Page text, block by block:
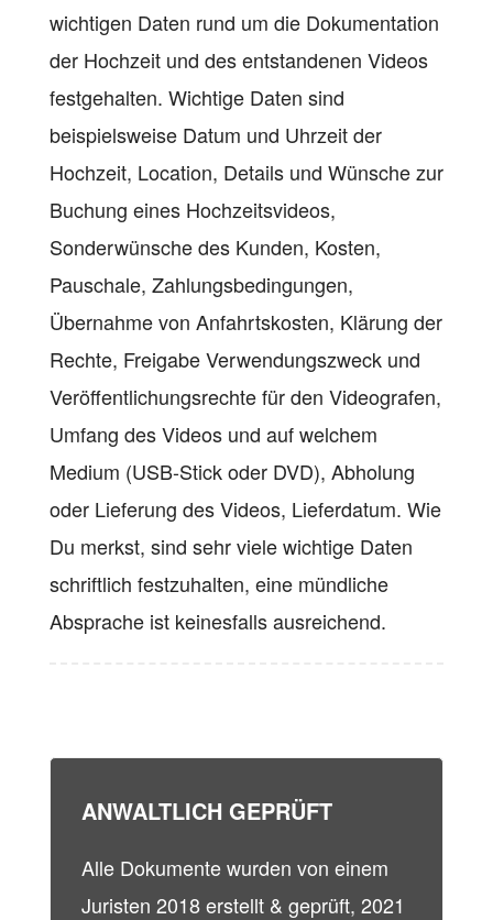
wichtigen Daten rund um die Dokumentation
der Hochzeit und des entstandenen Videos
festgehalten. Wichtige Daten sind
beispielsweise Datum und Uhrzeit der
Hochzeit, Location, Details und Wünsche zur
Buchung eines Hochzeitsvideos,
Sonderwünsche des Kunden, Kosten,
Pauschale, Zahlungsbedingungen,
Übernahme von Anfahrtskosten, Klärung der
Rechte, Freigabe Verwendungszweck und
Veröffentlichungsrechte für den Videografen,
Umfang des Videos und auf welchem
Medium (USB-Stick oder DVD), Abholung
oder Lieferung des Videos, Lieferdatum. Wie
Du merkst, sind sehr viele wichtige Daten
schriftlich festzuhalten, eine mündliche
Absprache ist keinesfalls ausreichend.
ANWALTLICH GEPRÜFT
Alle Dokumente wurden von einem
Juristen 2018 erstellt & geprüft, 2021